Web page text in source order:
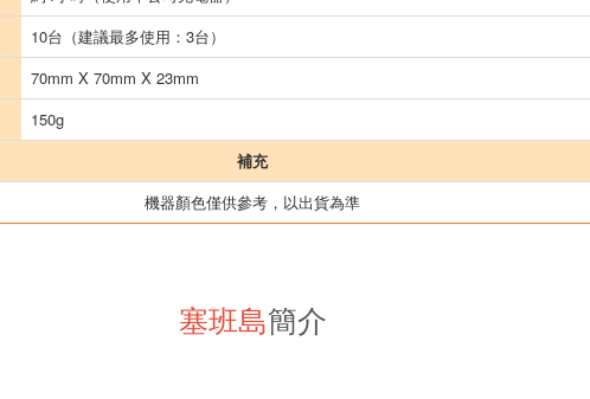
10台（建議最多使用：3台）
70mm X 70mm X 23mm
150g
補充
機器顏色僅供參考，以出貨為準
塞班島簡介